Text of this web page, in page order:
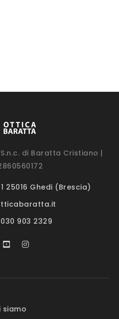
di Baratta Cristiano |
25016 Ghedi (Brescia)
903 2329
siamo